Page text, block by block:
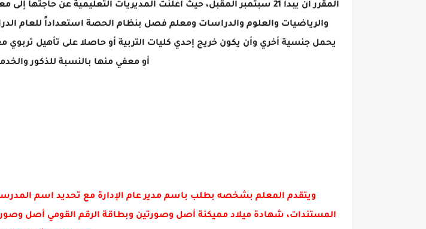
المقرر أن يبدأ 21 سبتمبر المقبل، حيث أعلنت المديريات التعليمية عن
يحمل جنسية أخري وأن يكون خريج إحدي كليات التربية أو حاصلا على تأهيل
أو معفي منها بالنسبة للذكور
ويتقدم المعلم بشخصه بطلب باسم مدير عام الإدارة مع تحديد اسم
المستندات، شهادة ميلاد مميكنة أصل وصورتين وبطاقة الرقم القومي أصل